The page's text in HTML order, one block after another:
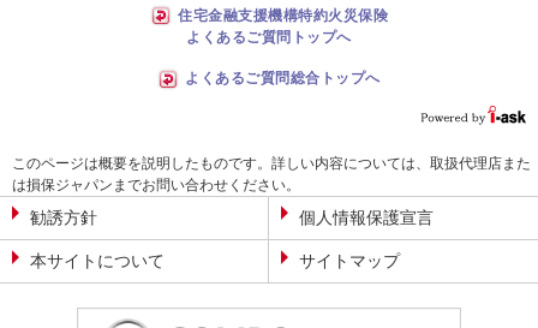
住宅金融支援機構特約火災保険
よくあるご質問トップへ
よくあるご質問総合トップへ
このページは概要を説明したものです。詳しい内容については、取扱代理店また
は損保ジャパンまでお問い合わせください。
勧誘方針 個人情報保護宣言
本サイトについて サイトマップ